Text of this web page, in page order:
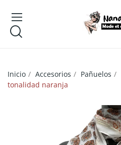
Inicio Accesorios Pañuelos
tonalidad naranja